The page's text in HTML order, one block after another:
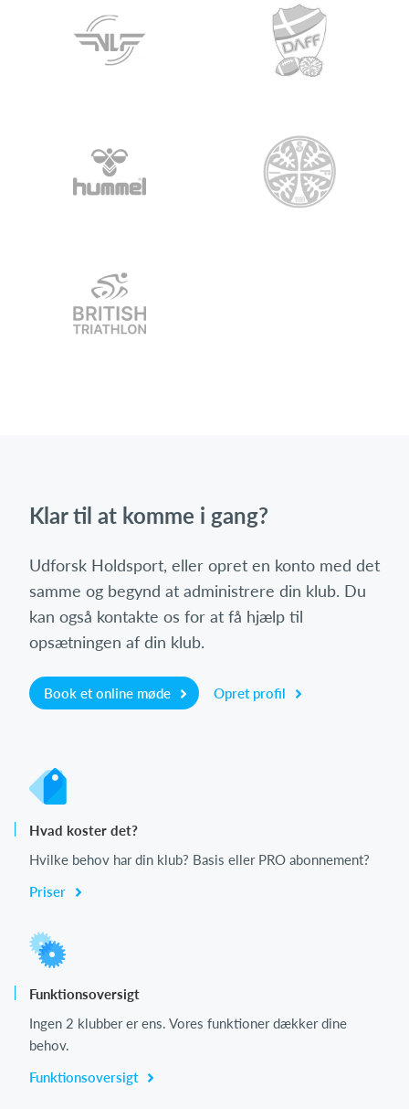
Klar til at komme i gang?
Udforsk Holdsport, eller opret en konto med det
samme og begynd at administrere din klub. Du
kan også kontakte os for at få hjælp til
opsætningen af din klub.
Book et online møde Opret profil
Hvad koster det?
Hvilke behov har din klub? Basis eller PRO abonnement?
Priser
Funktionsoversigt
Ingen 2 klubber er ens. Vores funktioner dækker dine
behov.
Funktionsoversigt